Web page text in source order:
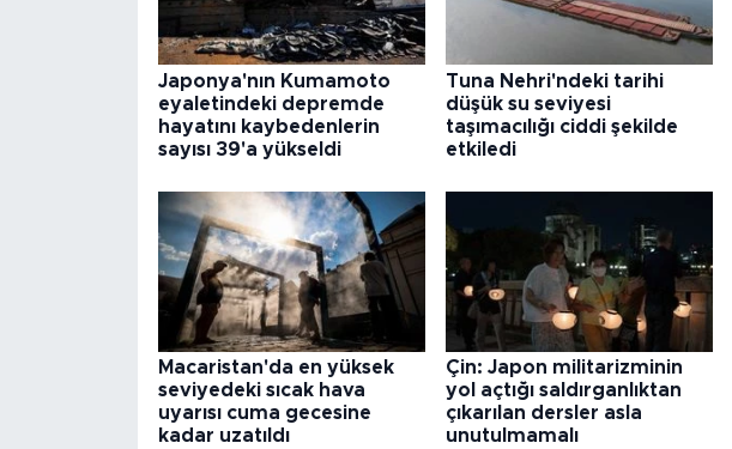
Japonya'nın Kumamoto
eyaletindeki depremde
hayatını kaybedenlerin
sayısı 39'a yükseldi
Tuna Nehri'ndeki tarihi
düşük su seviyesi
taşımacılığı ciddi şekilde
etkiledi
Macaristan'da en yüksek
seviyedeki sıcak hava
uyarısı cuma gecesine
kadar uzatıldı
Çin: Japon militarizminin
yol açtığı saldırganlıktan
çıkarılan dersler asla
unutulmamalı